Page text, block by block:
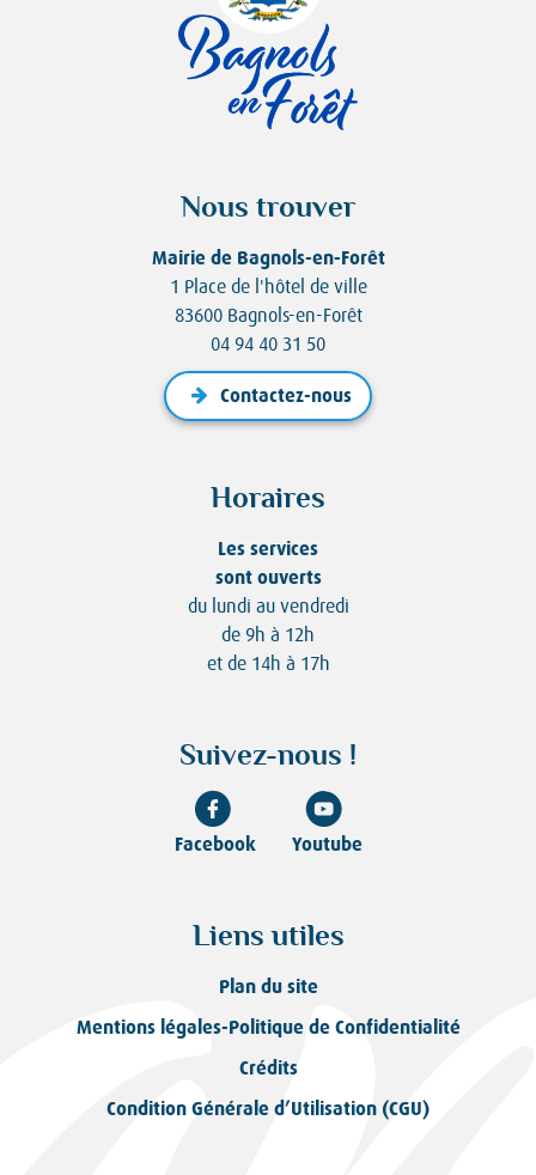
Nous trouver
Mairie de Bagnols-en-Forêt
1 Place de l'hôtel de ville
83600 Bagnols-en-Forêt
04 94 40 31 50
Contactez-nous
Horaires
Les services
sont ouverts
du lundi au vendredi
de 9h à 12h
et de 14h à 17h
Suivez-nous !
Facebook Youtube
Liens utiles
Plan du site
Mentions légales-Politique de Confidentialité
Crédits
Condition Générale d’Utilisation (CGU)